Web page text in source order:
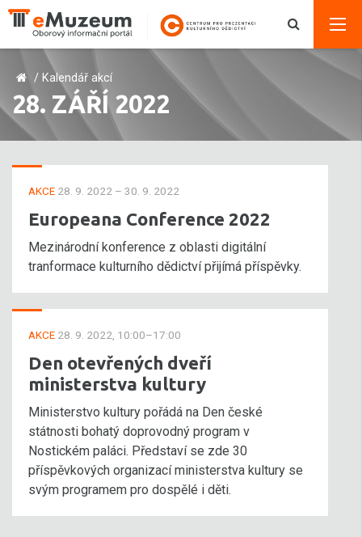
/ Kalendář akcí
28. ZÁŘÍ 2022
AKCE 28. 9. 2022 – 30. 9. 2022
Europeana Conference 2022
Mezinárodní konference z oblasti digitální
tranformace kulturního dědictví přijímá příspěvky.
AKCE 28. 9. 2022, 10:00–17:00
Den otevřených dveří
ministerstva kultury
Ministerstvo kultury pořádá na Den české
státnosti bohatý doprovodný program v
Nostickém paláci. Představí se zde 30
příspěvkových organizací ministerstva kultury se
svým programem pro dospělé i děti.